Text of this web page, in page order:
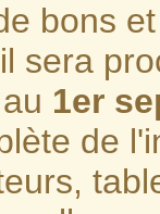
bons
sera
1er
de